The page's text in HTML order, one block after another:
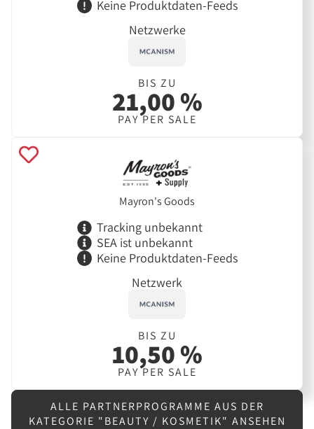
Keine Produktdaten-Feeds
Netzwerke
BIS ZU
21,00 %
PAY PER SALE
Mayron's Goods
Tracking unbekannt
SEA ist unbekannt
Keine Produktdaten-Feeds
Netzwerk
BIS ZU
10,50 %
PAY PER SALE
ALLE PARTNERPROGRAMME AUS DER
KATEGORIE "BEAUTY / KOSMETIK" ANSEHEN